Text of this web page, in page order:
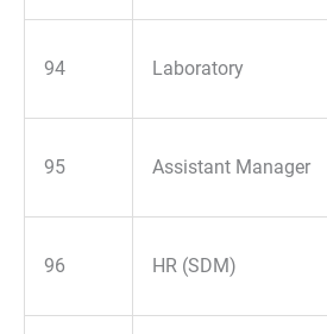
94 Laboratory
95 Assistant Manager
96 HR (SDM)